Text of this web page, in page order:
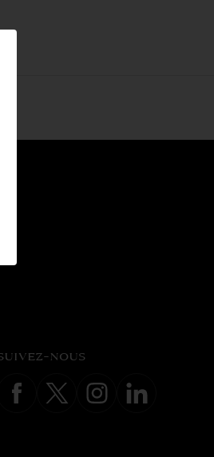
NOUS